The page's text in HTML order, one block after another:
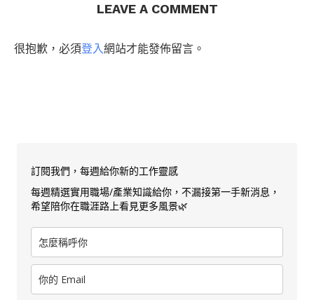
LEAVE A COMMENT
很抱歉，必須登入網站才能發佈留言。
訂閱我們，每週給你新的工作靈感
每週精選實用職場/產業知識給你，不漏接第一手新消息，
希望陪你在職涯路上看見更多風景🌿